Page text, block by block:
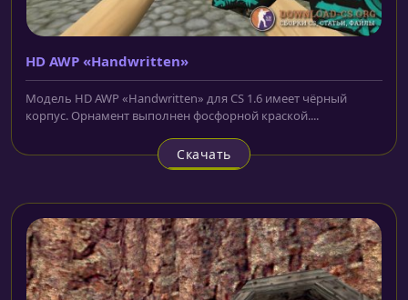
HD AWP «Handwritten»
Модель HD AWP «Handwritten» для CS 1.6 имеет чёрный
корпус. Орнамент выполнен фосфорной краской....
Скачать